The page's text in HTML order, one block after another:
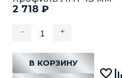
2 718 ₽
- +
В КОРЗИНУ